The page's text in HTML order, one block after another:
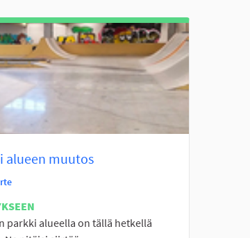
alueen muutos
parkki alueella on tällä hetkellä